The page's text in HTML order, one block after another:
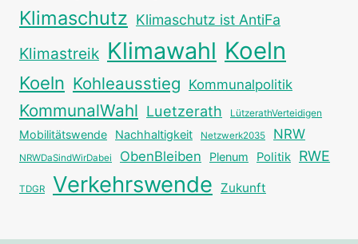
Klimaschutz Klimaschutz ist AntiFa
Klimastreik Klimawahl Koeln
Koeln Kohleausstieg Kommunalpolitik
KommunalWahl Luetzerath LützerathVerteidigen
Mobilitätswende Nachhaltigkeit Netzwerk2035 NRW
NRWDaSindWirDabei ObenBleiben Plenum Politik RWE
TDGR Verkehrswende Zukunft